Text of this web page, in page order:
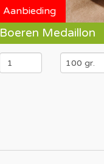
Aanbieding
Boeren Medaillon